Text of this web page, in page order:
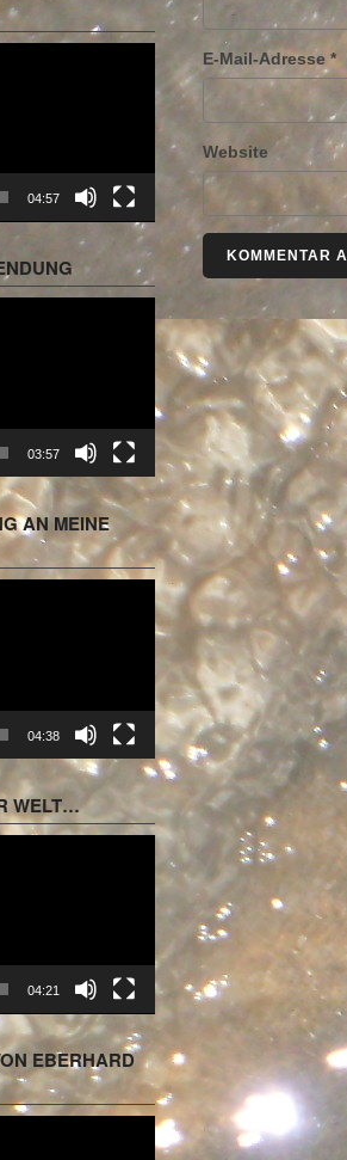
E-Mail-Adresse *
Website
04:57
03:57
AN MEINE
04:38
WELT…
04:21
EBERHARD